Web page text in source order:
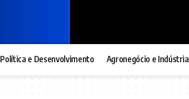
Política e Desenvolvimento Agronegócio e Indústria